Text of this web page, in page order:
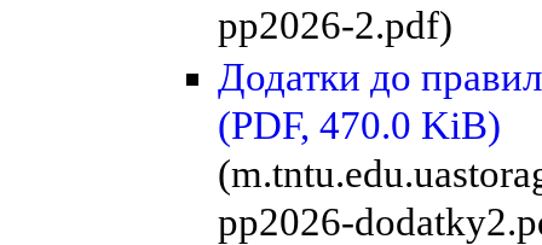
pp2026-2.pdf)
Додатки до
(PDF, 470.0 KiB)
pp2026-